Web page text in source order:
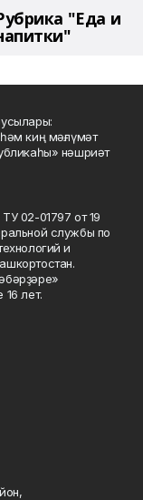
"Еда и
киң мәғлүмәт
нәшриәт
02-01797 от 19
службы по
и
лет.